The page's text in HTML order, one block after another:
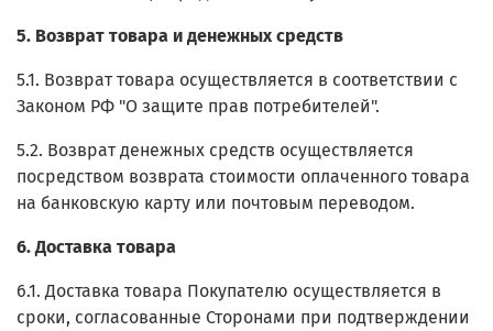
5. Возврат товара и денежных средств
5.1. Возврат товара осуществляется в соответствии с
Законом РФ "О защите прав потребителей".
5.2. Возврат денежных средств осуществляется
посредством возврата стоимости оплаченного товара
на банковскую карту или почтовым переводом.
6. Доставка товара
6.1. Доставка товара Покупателю осуществляется в
сроки, согласованные Сторонами при подтверждении